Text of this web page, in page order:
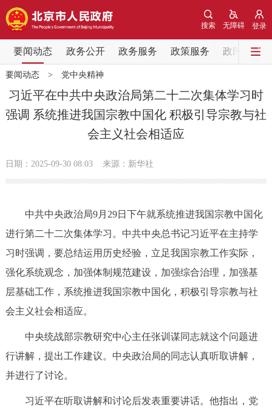
登录
无障碍
搜索
要闻动态 政务公开 政务服务 政策服务 政民互动
要闻动态
党中央精神
北京要闻 会议信息 部门动态
政务公开
市领导 机构职能 政策服务
政策兑现 政策解读 回应关切
决策公开 专题公开
政务服务
要闻动态> 党中央精神
习近平在中共中央政治局第二十二次集体学习时
强调 系统推进我国宗教中国化 积极引导宗教与社
会主义社会相适应
日期：2025-09-30 08:03 来源：新华社
中共中央政治局9月29日下午就系统推进我国宗教中国化
进行第二十二次集体学习。中共中央总书记习近平在主持学
习时强调，要总结运用历史经验，立足我国宗教工作实际，
强化系统观念，加强体制规范建设，加强综合治理，加强基
层基础工作，系统推进我国宗教中国化，积极引导宗教与社
会主义社会相适应。
中央统战部宗教研究中心主任张训谋同志就这个问题进
行讲解，提出工作建议。中央政治局的同志认真听取讲解，
并进行了讨论。
习近平在听取讲解和讨论后发表重要讲话。他指出，党